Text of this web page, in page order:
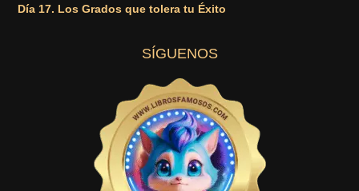
Día 17. Los Grados que tolera tu Éxito
SÍGUENOS